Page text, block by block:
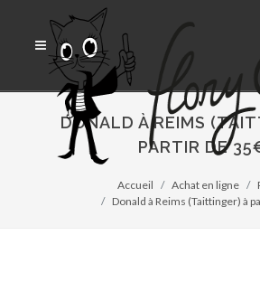
DONALD À REIMS
PARTIR DE
Accueil Achat en ligne
Donald à Reims (Taittinger) à